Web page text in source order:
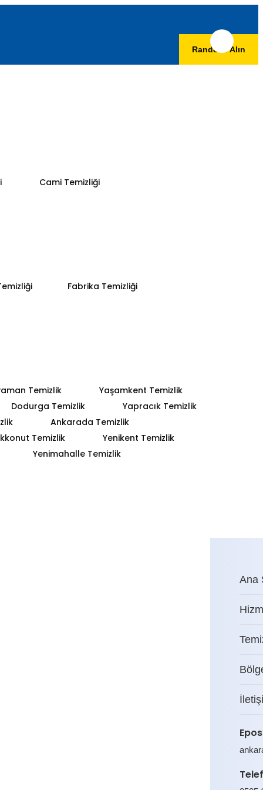
Randevu Alın
Cami Temizliği
Fabrika Temizliği
Temizlik
Yaşamkent Temizlik
Dodurga Temizlik
Yapracık Temizlik
Ankarada Temizlik
Temizlik
Yenikent Temizlik
Yenimahalle Temizlik
Ana